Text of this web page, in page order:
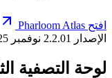
افتح Pharloom Atlas
الإصدار 2.2.0
1 نوفمبر 2025
لوحة التصفية